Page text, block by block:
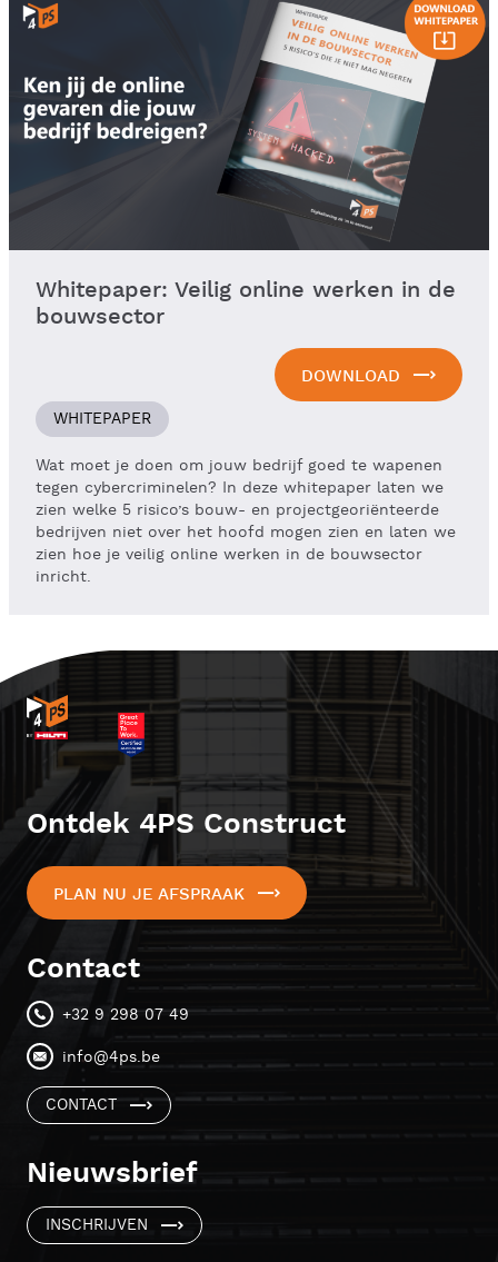
Whitepaper: Veilig online werken in de
bouwsector
DOWNLOAD
WHITEPAPER
Wat moet je doen om jouw bedrijf goed te wapenen
tegen cybercriminelen? In deze whitepaper laten we
zien welke 5 risico’s bouw- en projectgeoriënteerde
bedrijven niet over het hoofd mogen zien en laten we
zien hoe je veilig online werken in de bouwsector
inricht.
Ontdek 4PS Construct
PLAN NU JE AFSPRAAK
Contact
+32 9 298 07 49
info@4ps.be
CONTACT
Nieuwsbrief
INSCHRIJVEN